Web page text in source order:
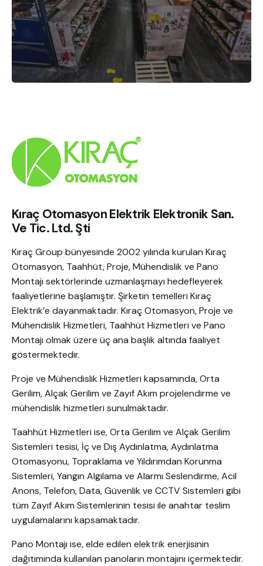
Kıraç Otomasyon Elektrik Elektronik San.
Ve Tic. Ltd. Şti
Kıraç Group bünyesinde 2002 yılında kurulan Kıraç
Otomasyon, Taahhüt, Proje, Mühendislik ve Pano
Montajı sektörlerinde uzmanlaşmayı hedefleyerek
faaliyetlerine başlamıştır. Şirketin temelleri Kıraç
Elektrik’e dayanmaktadır. Kıraç Otomasyon, Proje ve
Mühendislik Hizmetleri, Taahhüt Hizmetleri ve Pano
Montajı olmak üzere üç ana başlık altında faaliyet
göstermektedir.
Proje ve Mühendislik Hizmetleri kapsamında, Orta
Gerilim, Alçak Gerilim ve Zayıf Akım projelendirme ve
mühendislik hizmetleri sunulmaktadır.
Taahhüt Hizmetleri ise, Orta Gerilim ve Alçak Gerilim
Sistemleri tesisi, İç ve Dış Aydınlatma, Aydınlatma
Otomasyonu, Topraklama ve Yıldırımdan Korunma
Sistemleri, Yangın Algılama ve Alarmı Seslendirme, Acil
Anons, Telefon, Data, Güvenlik ve CCTV Sistemleri gibi
tüm Zayıf Akım Sistemlerinin tesisi ile anahtar teslim
uygulamalarını kapsamaktadır.
Pano Montajı ise, elde edilen elektrik enerjisinin
dağıtımında kullanılan panoların montajını içermektedir.